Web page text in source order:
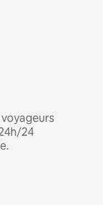
24